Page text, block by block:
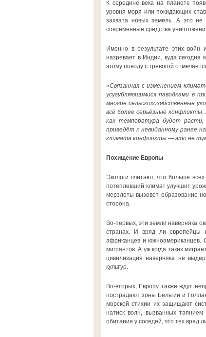
К середине века на планете
уровня моря или покидающих
захвата новых земель. А это
современные средства
Именно в результате этих войн
назревает в Индии, куда
этому поводу с тревогой
«Связанная с изменением
усугубляющимися паводками в
многие сельскохозяйственные
всё более серьёзные
как температура будет расти,
приведёт к невиданному ранее
климата конфликты — это не
Похищение Европы
Экологи считают, что больше
потеплевший климат улучшит
мерзлоты вызовет образование
сторона.
Во-первых, эти земли наверняка
странах. И вряд ли европейцы
африканцев и южноамериканцев.
мигрантов. А уж когда таких
цивилизация наверняка не
культур.
Во-вторых, Европу также ждут
пострадают зоны Бельгии и
морской стихии их защищают
натиск волн, вызванных
обитания у соседей, что тех вряд